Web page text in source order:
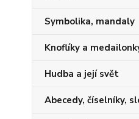
Symbolika, mandaly
Knoflíky a
Hudba a její svět
Abecedy, číselníky,